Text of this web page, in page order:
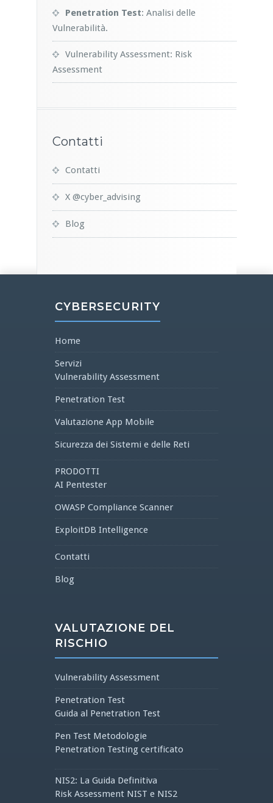
Penetration Test: Analisi delle
Vulnerabilità.
Vulnerability Assessment: Risk
Assessment
Contatti
Contatti
X @cyber_advising
Blog
CYBERSECURITY
Home
Servizi
Vulnerability Assessment
Penetration Test
Valutazione App Mobile
Sicurezza dei Sistemi e delle Reti
PRODOTTI
AI Pentester
OWASP Compliance Scanner
ExploitDB Intelligence
Contatti
Blog
VALUTAZIONE DEL
RISCHIO
Vulnerability Assessment
Penetration Test
Guida al Penetration Test
Pen Test Metodologie
Penetration Testing certificato
NIS2: La Guida Definitiva
Risk Assessment NIST e NIS2